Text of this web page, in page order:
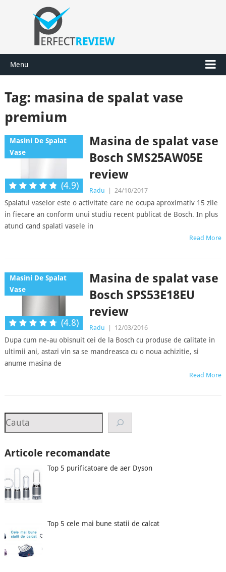
Menu
Tag: masina de spalat vase
premium
Masini De Spalat
Vase
(4.9)
Masina de spalat vase
Bosch SMS25AW05E
review
Radu 24/10/2017
Spalatul vaselor este o activitate care ne ocupa aproximativ 15 zile
in fiecare an conform unui studiu recent publicat de Bosch. In plus
atunci cand spalati vasele in
Read More
Masini De Spalat
Vase
(4.8)
Masina de spalat vase
Bosch SPS53E18EU
review
Radu 12/03/2016
Dupa cum ne-au obisnuit cei de la Bosch cu produse de calitate in
ultimii ani, astazi vin sa se mandreasca cu o noua achizitie, si
anume masina de
Read More
Search
Articole recomandate
Top 5 purificatoare de aer Dyson
Top 5 cele mai bune statii de calcat